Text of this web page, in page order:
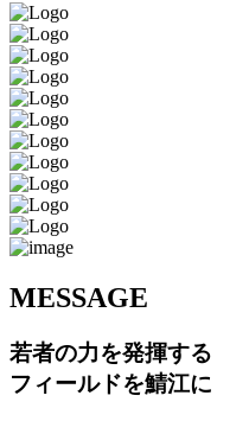
MESSAGE
若者の力を発揮する
フィールドを鯖江に